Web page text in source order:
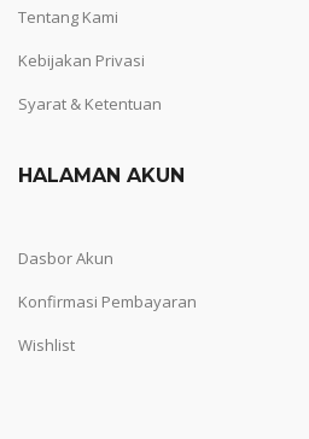
Tentang Kami
Kebijakan Privasi
Syarat & Ketentuan
HALAMAN AKUN
Dasbor Akun
Konfirmasi Pembayaran
Wishlist